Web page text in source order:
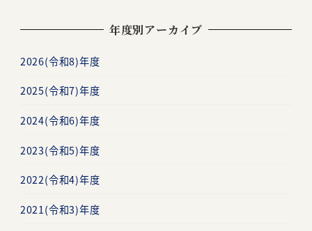
年度別アーカイブ
2026(令和8)年度
2025(令和7)年度
2024(令和6)年度
2023(令和5)年度
2022(令和4)年度
2021(令和3)年度